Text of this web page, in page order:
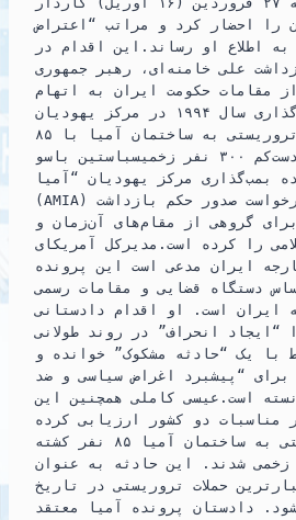
را احضار کرد و مراتب “اعتراض
اطلاع او رساند.این اقدام در
علی خامنه‌ای، رهبر جمهوری
مقامات حکومت ایران به اتهام
دست داشتن در بمب‌گذاری سال ۱۹۹۴ در مرکز یهودیان
آرژانتین است.حمله تروریستی به ساختمان آمیا با ۸۵
نفر کشته و دست‌کم ۳۰۰ نفر زخمیسباستین باسو
بمب‌گذاری مرکز یهودیان “آمیا”
(AMIA) در بوئنوس‌آیرس درخواست صدور حکم بازداشت
گروهی از مقام‌های آن‌زمان و
را کرده است.مدیرکل آمریکای
ایران مدعی است این پرونده
دستگاه قضایی و مقامات رسمی
ایران است. او اقدام دادستانی
“ایجاد انحراف” در روند طولانی
با یک “حادثه مشکوک” خوانده و
برای “پیشبرد اغراض سیاسی و ضد
است.عیسی کاملی همچنین این
مناسبات دو کشور ارزیابی کرده
است.در حمله تروریستی به ساختمان آمیا ۸۵ نفر کشته
۳۰۰ نفر زخمی شدند. این حادثه به عنوان
حملات تروریستی در تاریخ
دادستان پرونده آمیا معتقد